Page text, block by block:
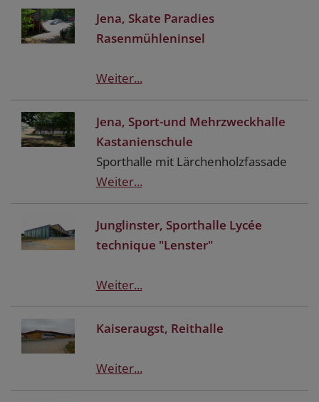
Jena, Skate Paradies
Rasenmühleninsel
Weiter...
Jena, Sport-und Mehrzweckhalle
Kastanienschule
Sporthalle mit Lärchenholzfassade
Weiter...
Junglinster, Sporthalle Lycée
technique "Lenster"
Weiter...
Kaiseraugst, Reithalle
Weiter...